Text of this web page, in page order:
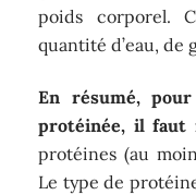
poids corporel.
quantité d’eau, de
En résumé,
protéinée, il faut
protéines (au
Le type de